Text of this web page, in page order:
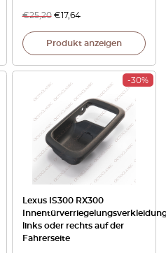
€25,20 €17,64
Produkt anzeigen
-30%
Lexus IS300 RX300
links oder rechts auf der
Fahrerseite